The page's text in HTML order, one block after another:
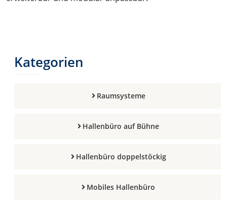
Kategorien
Raumsysteme
Hallenbüro auf Bühne
Hallenbüro doppelstöckig
Mobiles Hallenbüro